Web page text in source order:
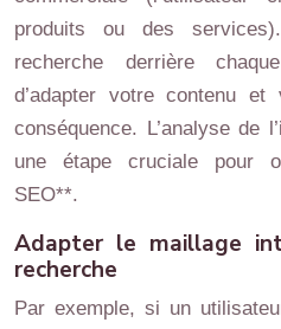
produits ou des
recherche derrière
d’adapter votre contenu
conséquence. L’analyse de
une étape cruciale pour
SEO**.
Adapter le maillage
recherche
Par exemple, si un